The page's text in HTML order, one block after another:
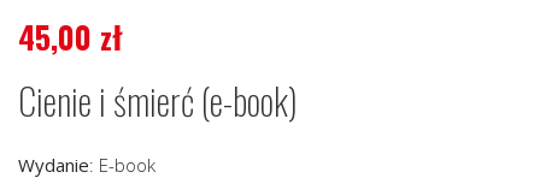
45,00 zł
Cienie i śmierć (e-book)
Wydanie: E-book